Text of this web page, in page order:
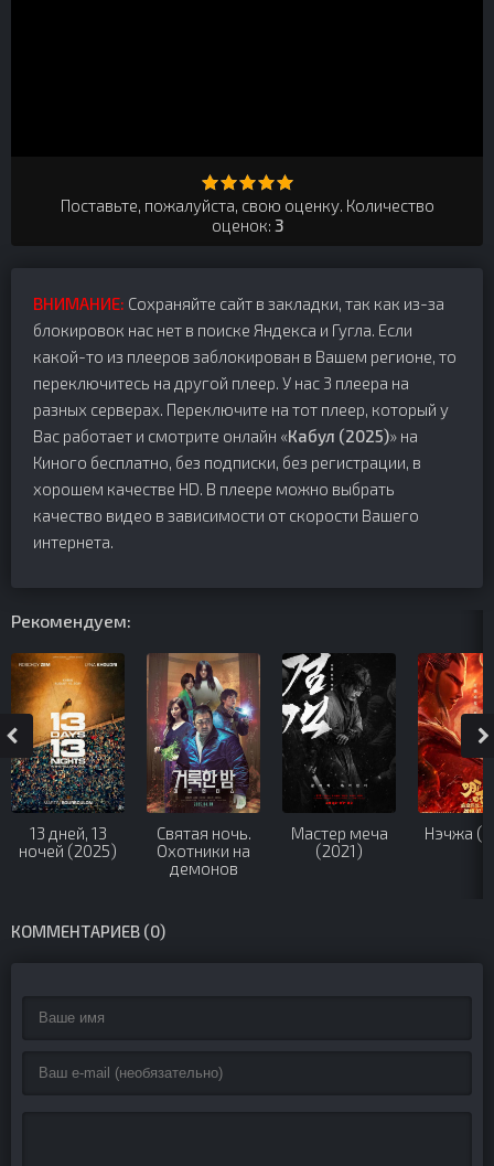
Поставьте, пожалуйста, свою оценку. Количество
оценок: 3
ВНИМАНИЕ: Сохраняйте сайт в закладки, так как из-за
блокировок нас нет в поиске Яндекса и Гугла. Если
какой-то из плееров заблокирован в Вашем регионе, то
переключитесь на другой плеер. У нас 3 плеера на
разных серверах. Переключите на тот плеер, который у
Вас работает и смотрите онлайн «Кабул (2025)» на
Киного бесплатно, без подписки, без регистрации, в
хорошем качестве HD. В плеере можно выбрать
качество видео в зависимости от скорости Вашего
интернета.
Рекомендуем:
13 дней, 13
ночей (2025)
Святая ночь.
Охотники на
демонов
Мастер меча
(2021)
Нэчжа
КОММЕНТАРИЕВ (0)